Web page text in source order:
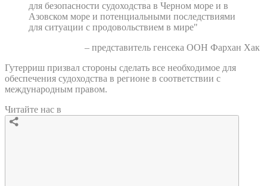
для безопасности судоходства в Черном море и в
Азовском море и потенциальными последствиями
для ситуации с продовольствием в мире"
– представитель генсека ООН Фархан Хак
Гутерриш призвал стороны сделать все необходимое для
обеспечения судоходства в регионе в соответствии с
международным правом.
Читайте нас в